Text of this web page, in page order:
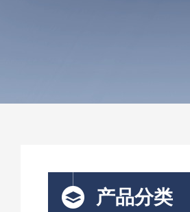
产品分类